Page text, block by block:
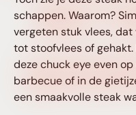
MET
schappen. Waarom?
vergeten stuk vlees,
tot stoofvlees of gehakt.
deze chuck eye even
barbecue of in de
een smaakvolle steak